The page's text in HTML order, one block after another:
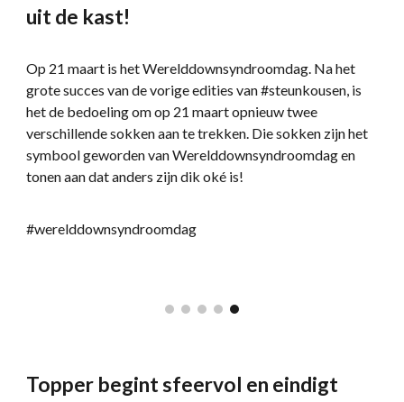
uit de kast!
Op 21 maart is het Werelddownsyndroomdag. Na het
grote succes van de vorige edities van #steunkousen, is
het de bedoeling om op 21 maart opnieuw twee
verschillende sokken aan te trekken. Die sokken zijn het
symbool geworden van Werelddownsyndroomdag en
tonen aan dat anders zijn dik oké is!
#werelddownsyndroomdag
Topper begint sfeervol en eindigt